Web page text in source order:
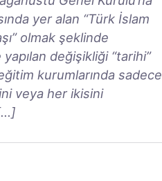
yer alan “Türk İslam
olmak şeklinde
değişikliği “tarihi”
kurumlarında sadece
veya her ikisini